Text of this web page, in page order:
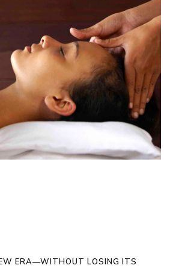
ERA—WITHOUT LOSING ITS